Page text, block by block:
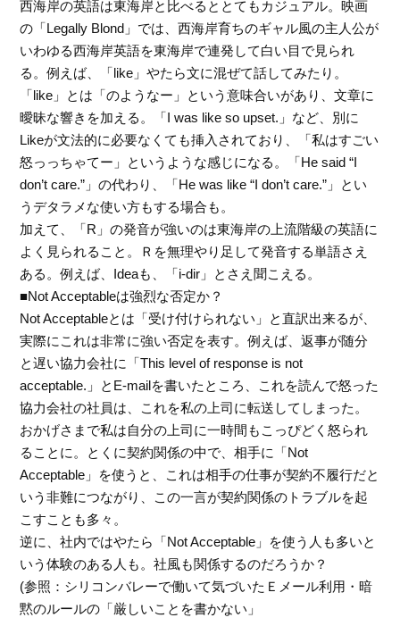
西海岸の英語は東海岸と比べるととてもカジュアル。映画
の「Legally Blond」では、西海岸育ちのギャル風の主人公が
いわゆる西海岸英語を東海岸で連発して白い目で見られ
る。例えば、「like」やたら文に混ぜて話してみたり。
「like」とは「のようなー」という意味合いがあり、文章に
曖昧な響きを加える。「I was like so upset.」など、別に
Likeが文法的に必要なくても挿入されており、「私はすごい
怒っっちゃてー」というような感じになる。「He said “I
don’t care.”」の代わり、「He was like “I don’t care.”」とい
うデタラメな使い方もする場合も。
加えて、「R」の発音が強いのは東海岸の上流階級の英語に
よく見られること。Ｒを無理やり足して発音する単語さえ
ある。例えば、Ideaも、「i-dir」とさえ聞こえる。
■Not Acceptableは強烈な否定か？
Not Acceptableとは「受け付けられない」と直訳出来るが、
実際にこれは非常に強い否定を表す。例えば、返事が随分
と遅い協力会社に「This level of response is not
acceptable.」とE-mailを書いたところ、これを読んで怒った
協力会社の社員は、これを私の上司に転送してしまった。
おかげさまで私は自分の上司に一時間もこっぴどく怒られ
ることに。とくに契約関係の中で、相手に「Not
Acceptable」を使うと、これは相手の仕事が契約不履行だと
いう非難につながり、この一言が契約関係のトラブルを起
こすことも多々。
逆に、社内ではやたら「Not Acceptable」を使う人も多いと
いう体験のある人も。社風も関係するのだろうか？
(参照：シリコンバレーで働いて気づいたＥメール利用・暗
黙のルールの「厳しいことを書かない」